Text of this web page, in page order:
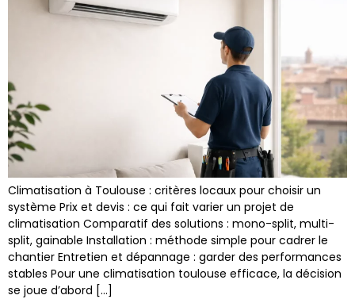
Climatisation à Toulouse : critères locaux pour choisir un
système Prix et devis : ce qui fait varier un projet de
climatisation Comparatif des solutions : mono-split, multi-
split, gainable Installation : méthode simple pour cadrer le
chantier Entretien et dépannage : garder des performances
stables Pour une climatisation toulouse efficace, la décision
se joue d’abord […]